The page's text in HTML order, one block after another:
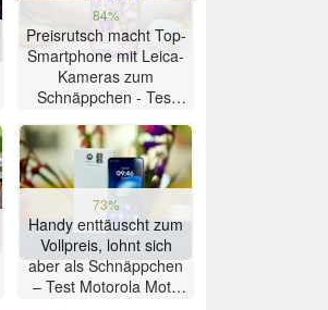
84%
Preisrutsch macht Top-
Smartphone mit Leica-
Kameras zum
Schnäppchen - Test
73%
Handy enttäuscht zum
Vollpreis, lohnt sich
aber als Schnäppchen
– Test Motorola Moto